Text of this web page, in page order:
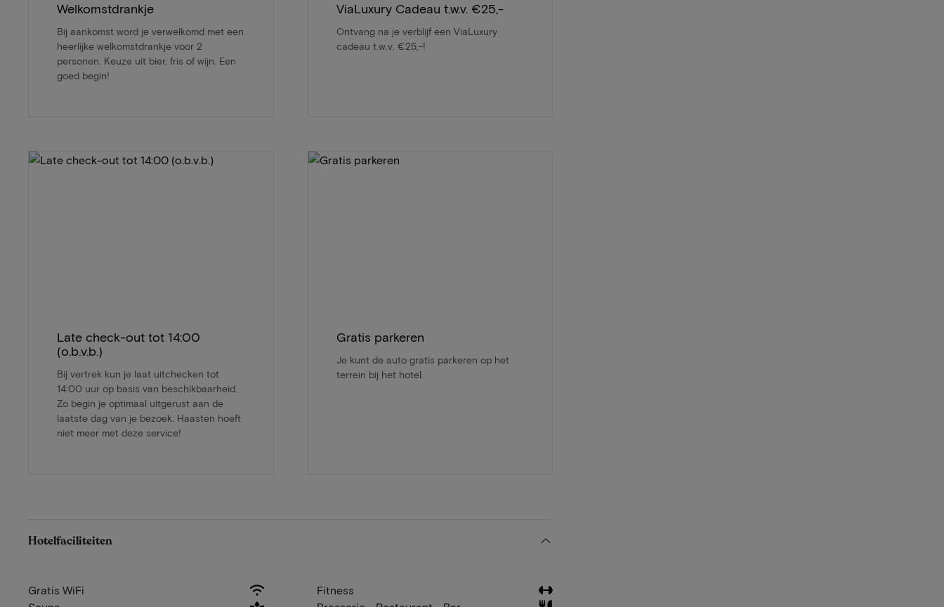
Welkomstdrankje
Bij aankomst word je verwelkomd met een
heerlijke welkomstdrankje voor 2
personen. Keuze uit bier, fris of wijn. Een
goed begin!
ViaLuxury Cadeau t.w.v. €25,-
Ontvang na je verblijf een ViaLuxury
cadeau t.w.v. €25,-!
Late check-out tot 14:00
(o.b.v.b.)
Bij vertrek kun je laat uitchecken tot
14:00 uur op basis van beschikbaarheid.
Zo begin je optimaal uitgerust aan de
laatste dag van je bezoek. Haasten hoeft
niet meer met deze service!
Gratis parkeren
Je kunt de auto gratis parkeren op het
terrein bij het hotel.
Hotelfaciliteiten
Gratis WiFi
Fitness